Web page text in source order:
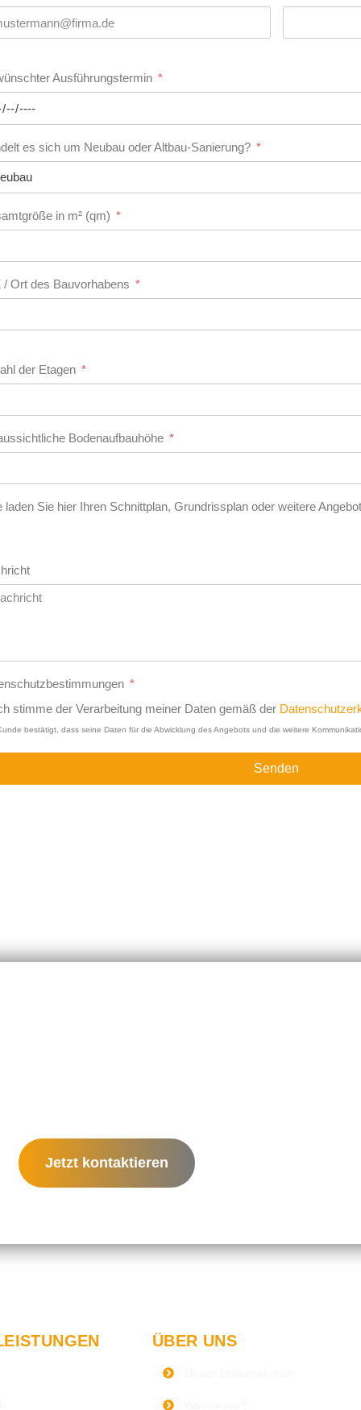
Ausführungstermin
es sich um Neubau oder Altbau-Sanierung?
in m² (qm)
/ Ort des Bauvorhabens
der Etagen
Bodenaufbauhöhe
laden Sie hier Ihren Schnittplan, Grundrissplan oder weitere
stimme der Verarbeitung meiner Daten gemäß der
bestätigt, dass seine Daten für die Abwicklung des Angebots und die weitere
Senden
Jetzt kontaktieren
ÜBER UNS